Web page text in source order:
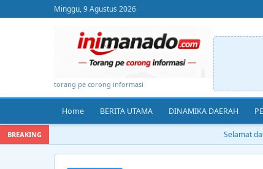
Minggu, 9 Agustus 2026
torang pe corong informasi
Home BERITA UTAMA DINAMIKA DAERAH
BREAKING Selamat